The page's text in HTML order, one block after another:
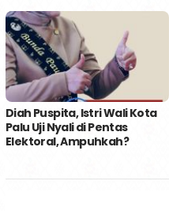
Diah Puspita, Istri Wali Kota
Palu Uji Nyali di Pentas
Elektoral, Ampuhkah?